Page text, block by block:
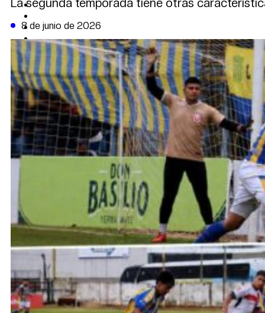
POLÍTICA
DATA FIRME
DE LA TRIBUNA TV
La segunda temporada tiene otras
8 de junio de 2026